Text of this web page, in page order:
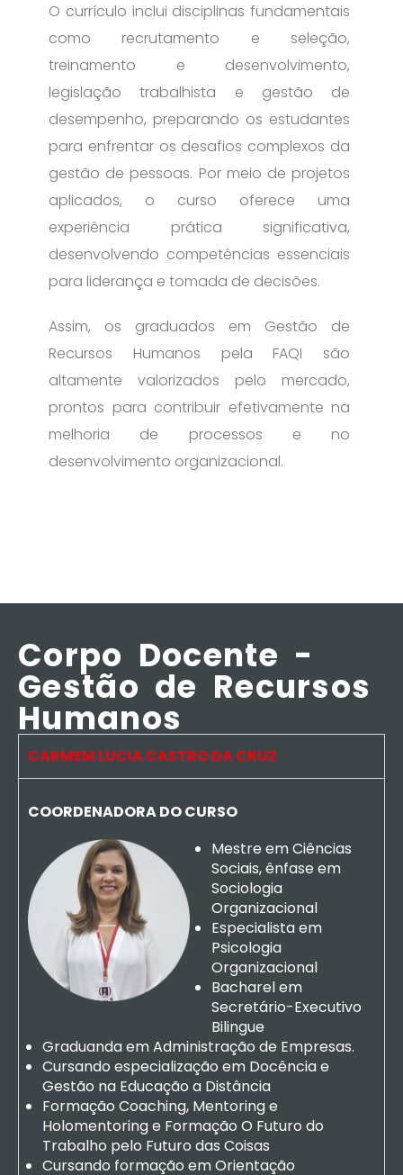
O currículo inclui disciplinas fundamentais
como recrutamento e seleção,
treinamento e desenvolvimento,
legislação trabalhista e gestão de
desempenho, preparando os estudantes
para enfrentar os desafios complexos da
gestão de pessoas. Por meio de projetos
aplicados, o curso oferece uma
experiência prática significativa,
desenvolvendo competências essenciais
para liderança e tomada de decisões.
Assim, os graduados em Gestão de
Recursos Humanos pela FAQI são
altamente valorizados pelo mercado,
prontos para contribuir efetivamente na
melhoria de processos e no
desenvolvimento organizacional.
Corpo Docente -
Gestão de Recursos
Humanos
CARMEM LUCIA CASTRO DA CRUZ
COORDENADORA DO CURSO
Mestre em Ciências
Sociais, ênfase em
Sociologia
Organizacional
Especialista em
Psicologia
Organizacional
Bacharel em
Secretário-Executivo
Bilingue
Graduanda em Administração de Empresas.
Cursando especialização em Docência e
Gestão na Educação a Distância
Formação Coaching, Mentoring e
Holomentoring e Formação O Futuro do
Trabalho pelo Futuro das Coisas
Cursando formação em Orientação